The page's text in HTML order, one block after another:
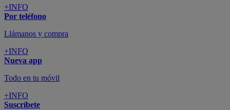
+INFO
Por teléfono
Llámanos y compra
+INFO
Nueva app
Todo en tu móvil
+INFO
Suscríbete